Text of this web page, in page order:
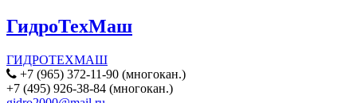
ГидроТехМаш
ГИДРОТЕХМАШ
+7 (965) 372-11-90 (многокан.)
+7 (495) 926-38-84 (многокан.)